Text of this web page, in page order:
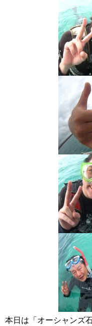
本日は「オーシャンズ